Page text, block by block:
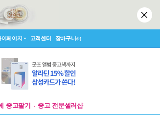
이페이지 고객센터 장바구니(0)
중고팔기 중고 전문셀러샵